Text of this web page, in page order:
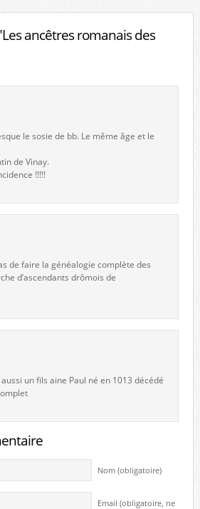
ancêtres romanais des
le sosie de bb. Le même âge et le
de Vinay.
!!!!!
de faire la généalogie complète des
d’ascendants drômois de
un fils aine Paul né en 1013 décédé
Nom (obligatoire)
Email (obligatoire, ne